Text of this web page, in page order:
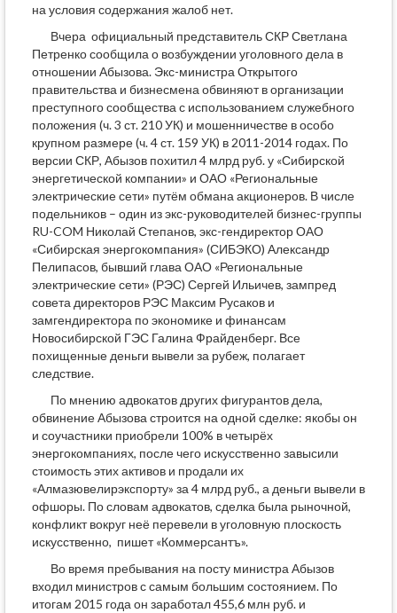
на условия содержания жалоб нет.
Вчера официальный представитель СКР Светлана
Петренко сообщила о возбуждении уголовного дела в
отношении Абызова. Экс-министра Открытого
правительства и бизнесмена обвиняют в организации
преступного сообщества с использованием служебного
положения (ч. 3 ст. 210 УК) и мошенничестве в особо
крупном размере (ч. 4 ст. 159 УК) в 2011-2014 годах. По
версии СКР, Абызов похитил 4 млрд руб. у «Сибирской
энергетической компании» и ОАО «Региональные
электрические сети» путём обмана акционеров. В числе
подельников – один из экс-руководителей бизнес-группы
RU-COM Николай Степанов, экс-гендиректор ОАО
«Сибирская энергокомпания» (СИБЭКО) Александр
Пелипасов, бывший глава ОАО «Региональные
электрические сети» (РЭС) Сергей Ильичев, зампред
совета директоров РЭС Максим Русаков и
замгендиректора по экономике и финансам
Новосибирской ГЭС Галина Фрайденберг. Все
похищенные деньги вывели за рубеж, полагает
следствие.
По мнению адвокатов других фигурантов дела,
обвинение Абызова строится на одной сделке: якобы он
и соучастники приобрели 100% в четырёх
энергокомпаниях, после чего искусственно завысили
стоимость этих активов и продали их
«Алмазювелирэкспорту» за 4 млрд руб., а деньги вывели в
офшоры. По словам адвокатов, сделка была рыночной,
конфликт вокруг неё перевели в уголовную плоскость
искусственно, пишет «Коммерсантъ».
Во время пребывания на посту министра Абызов
входил министров с самым большим состоянием. По
итогам 2015 года он заработал 455,6 млн руб. и